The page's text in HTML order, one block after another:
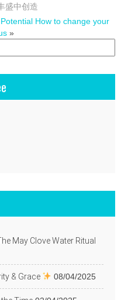
盛中创造
How to change your
»
May Clove Water Ritual
& Grace 08/04/2025